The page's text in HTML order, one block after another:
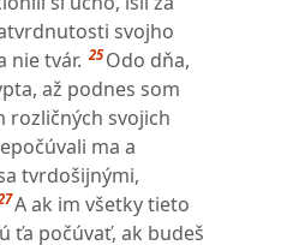
svojho
nie tvár. 25 Odo dňa,
až podnes som
rozličných svojich
ma a
tvrdošijnými,
A ak im všetky tieto
ťa počúvať, ak budeš